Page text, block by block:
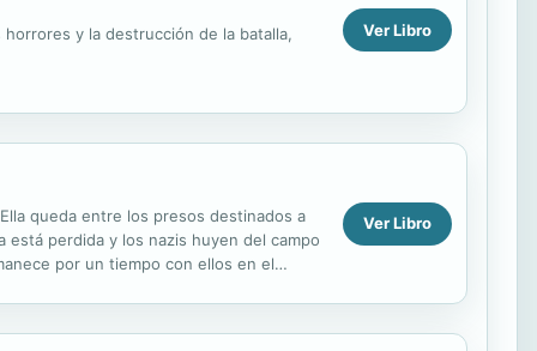
y la destrucción de la batalla, Ver Libro
queda entre los presos destinados a
perdida y los nazis huyen del campo
por un tiempo con ellos en el
Ver Libro